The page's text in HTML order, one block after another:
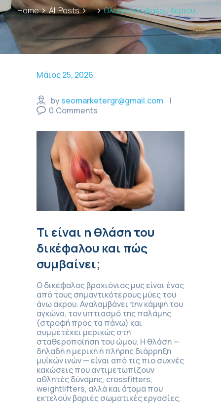
Home All Posts ... Θλάση Δικέφαλου Χεριού...
Μάιος 25, 2026
byseomarketergr@gmail.com
0 Comments
Τι είναι η θλάση του
δικέφαλου και πώς
συμβαίνει;
Ο δικέφαλος βραχιόνιος μυς είναι ένας
από τους σημαντικότερους μύες του
άνω άκρου. Αναλαμβάνει την κάμψη του
αγκώνα, τον υπτιασμό της παλάμης
(στροφή προς τα πάνω) και
συμμετέχει μερικώς στη
σταθεροποίηση του ώμου. Η θλάση —
δηλαδή η μερική ή πλήρης διάρρηξη
μυϊκών ινών — είναι από τις πιο συχνές
κακώσεις που αντιμετωπίζουν
αθλητές δύναμης, crossfitters,
weightlifters, αλλά και άτομα που
εκτελούν βαριές σωματικές εργασίες.